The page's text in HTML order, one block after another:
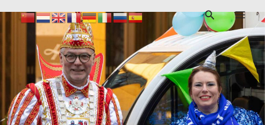
Inhalt
springen
Suchen
admin/6. Februar 2024